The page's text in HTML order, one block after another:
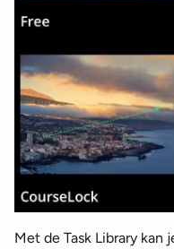
Met de Task Library